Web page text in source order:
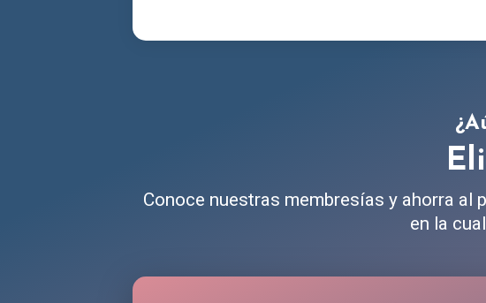
Conoce nuestras membresías y ahorra al
en la